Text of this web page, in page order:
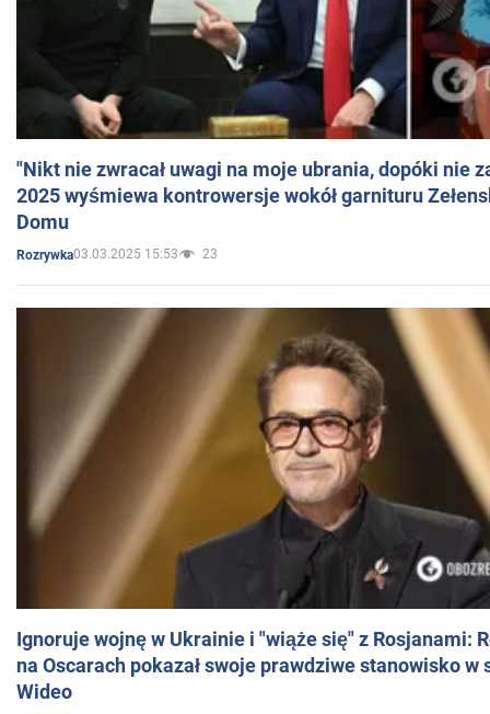
"Nikt nie zwracał uwagi na moje ubrania, dopóki nie
2025 wyśmiewa kontrowersje wokół garnituru
Domu
Rozrywka03.03.2025 15:53 23
Ignoruje wojnę w Ukrainie i "wiąże się" z Rosjanami:
na Oscarach pokazał swoje prawdziwe stanowisko w
Wideo